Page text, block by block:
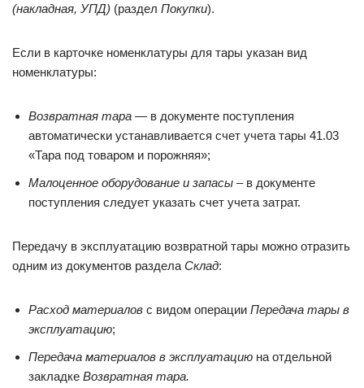
(накладная, УПД) (раздел Покупки).
Если в карточке номенклатуры для тары указан вид
номенклатуры:
Возвратная тара — в документе поступления
автоматически устанавливается счет учета тары 41.03
«Тара под товаром и порожняя»;
Малоценное оборудование и запасы – в документе
поступления следует указать счет учета затрат.
Передачу в эксплуатацию возвратной тары можно отразить
одним из документов раздела Склад:
Расход материалов с видом операции Передача тары в
эксплуатацию;
Передача материалов в эксплуатацию на отдельной
закладке Возвратная тара.